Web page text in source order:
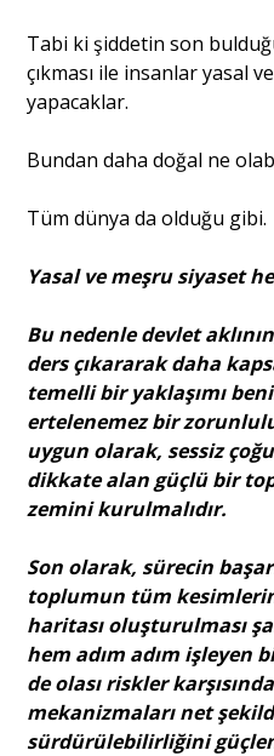
Tabi ki şiddetin son
çıkması ile insanlar yasal
yapacaklar.
Bundan daha doğal ne
Tüm dünya da olduğu gibi.
Yasal ve meşru siyaset
Bu nedenle devlet
ders çıkararak daha
temelli bir yaklaşımı
ertelenemez bir
uygun olarak, sessiz
dikkate alan güçlü bir
zemini kurulmalıdır.
Son olarak, sürecin
toplumun tüm
haritası oluşturulması
hem adım adım işleyen
de olası riskler
mekanizmaları net
sürdürülebilirliğini